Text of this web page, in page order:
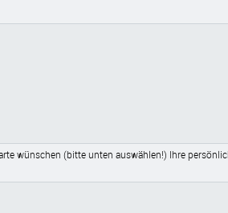
wünschen (bitte unten auswählen!) Ihre